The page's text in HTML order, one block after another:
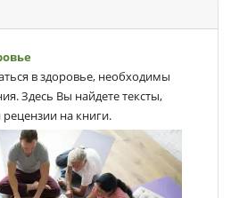
в здоровье, необходимы
Здесь Вы найдете тексты,
на книги.